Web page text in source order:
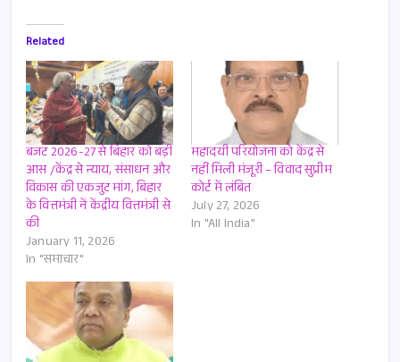
Related
बजट 2026-27 से बिहार को बड़ी
आस /केंद्र से न्याय, संसाधन और
विकास की एकजुट मांग, बिहार
के वित्तमंत्री नें केंद्रीय वित्तमंत्री से
की
January 11, 2026
In "समाचार"
महादयी परियोजना को केंद्र से
नहीं मिली मंजूरी – विवाद सुप्रीम
कोर्ट में लंबित
July 27, 2026
In "All India"